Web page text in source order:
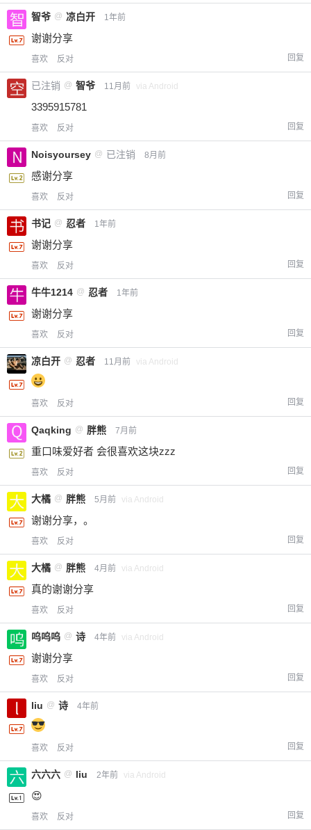
智爷 @ 凉白开 1年前
谢谢分享
喜欢 反对 回复
已注销 @ 智爷 11月前 via Android
3395915781
喜欢 反对 回复
Noisyoursey @ 已注销 8月前
感谢分享
喜欢 反对 回复
书记 @ 忍者 1年前
谢谢分享
喜欢 反对 回复
牛牛1214 @ 忍者 1年前
谢谢分享
喜欢 反对 回复
凉白开 @ 忍者 11月前 via Android
喜欢 反对 回复
Qaqking @ 胖熊 7月前
重口味爱好者 会很喜欢这块zzz
喜欢 反对 回复
大橘 @ 胖熊 5月前 via Android
谢谢分享，。
喜欢 反对 回复
大橘 @ 胖熊 4月前 via Android
真的谢谢分享
喜欢 反对 回复
呜呜呜 @ 诗 4年前 via Android
谢谢分享
喜欢 反对 回复
liu @ 诗 4年前
喜欢 反对 回复
六六六 @ liu 2年前 via Android
😍
喜欢 反对 回复